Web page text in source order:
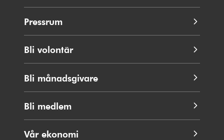
Pressrum
Bli volontär
Bli månadsgivare
Bli medlem
Vår ekonomi